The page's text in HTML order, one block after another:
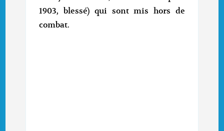
1903, blessé) qui sont mis hors de
combat.